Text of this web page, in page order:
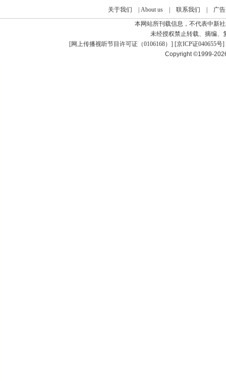
关于我们 About us| 联系我们
广
本网站所刊载信息，不代表中新
未经授权禁止转载、摘编、
[网上传播视听节目许可证（0106168） ] [京ICP证040655号]
Copyright ©1999-